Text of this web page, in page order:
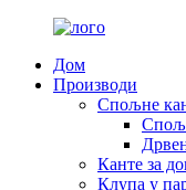
Дом
Производи
Спољне
Канте за
Клупа у